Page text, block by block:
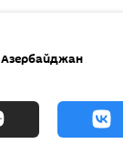
Азербайджан